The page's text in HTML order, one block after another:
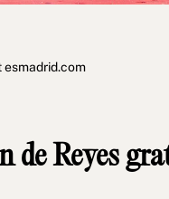
esmadrid.com
de Reyes